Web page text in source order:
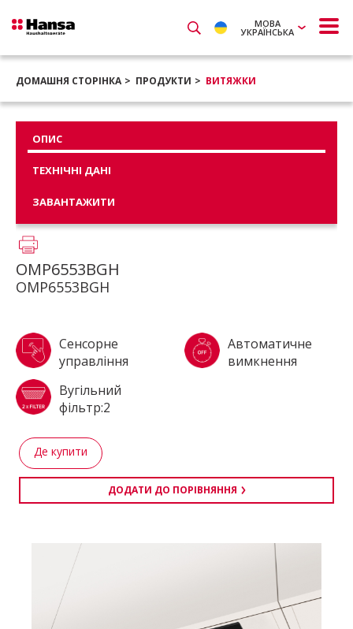
МОВА
УКРАЇНСЬКА
ДОМАШНЯ СТОРІНКА ПРОДУКТИ ВИТЯЖКИ
ОПИС
ТЕХНІЧНІ ДАНІ
ЗАВАНТАЖИТИ
OMP6553BGH
OMP6553BGH
Сенсорне
управління
Автоматичне
вимкнення
Вугільний
фільтр:2
Де купити
ДОДАТИ ДО ПОРІВНЯННЯ